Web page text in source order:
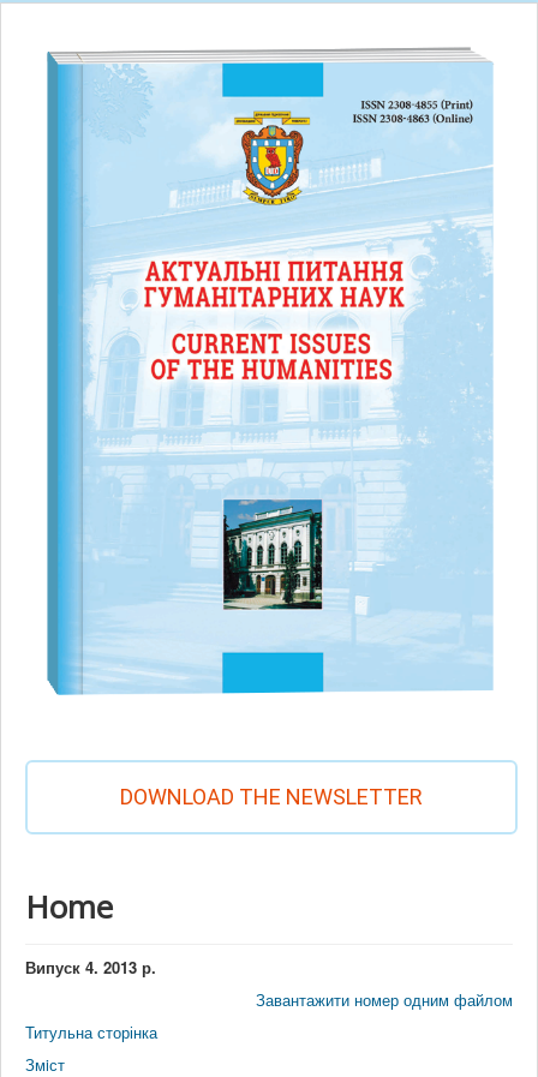
DOWNLOAD THE NEWSLETTER
Home
Випуск 4. 2013 р.
Завантажити номер одним файлом
Титульна сторінка
Змiст